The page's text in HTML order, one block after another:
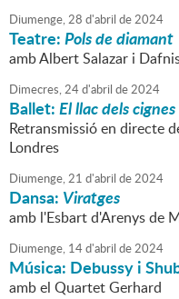
Diumenge,28 d'abril de2024
Teatre:Pols de diamant
amb Albert Salazar i
Dimecres,24d'abril de2024
Ballet:El llac dels cignes
Retransmissió en directe
Londres
Diumenge,21 d'abril de2024
Dansa: Viratges
amb l'Esbart d'Arenys de
Diumenge, 14d'abril de2024
Música: Debussy i
amb el Quartet Gerhard